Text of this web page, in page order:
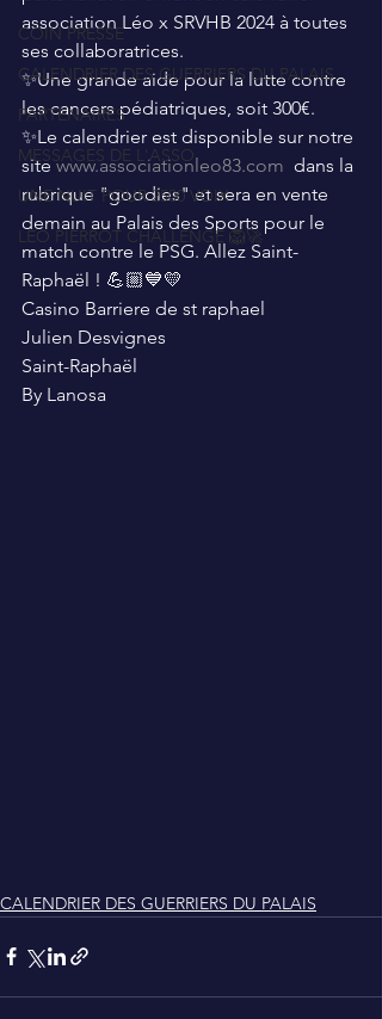
COIN PRESSE
CALENDRIER DES GUERRIERS DU PALAIS
PARTENAIRES
MESSAGES DE L'ASSO
UNE NUIT POUR 2500 VOIX
LEO PIERROT CHALLENGE 🦁🚀
association Léo x SRVHB 2024 à toutes
ses collaboratrices.
✨️Une grande aide pour la lutte contre
les cancers pédiatriques, soit 300€.
✨️Le calendrier est disponible sur notre
site www.associationleo83.com
  dans la
rubrique "goodies" et sera en vente
demain au Palais des Sports pour le
match contre le PSG. Allez Saint-
Raphaël ! 💪🏼💙💛
Casino Barriere de st raphael
Julien Desvignes
Saint-Raphaël
By Lanosa
CALENDRIER DES GUERRIERS DU PALAIS